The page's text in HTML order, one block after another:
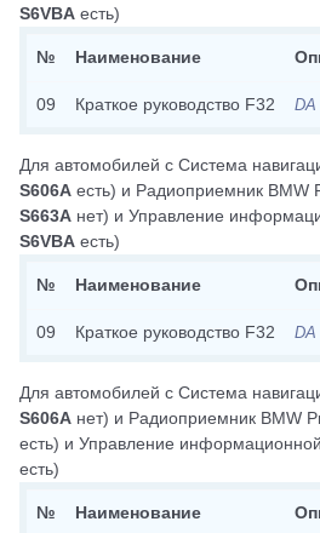
S6VBA есть)
№ Наименование
09 Краткое руководство F32 DA
Для автомобилей с Система
S606A есть) и Радиоприемник BMW
S663A нет) и Управление
S6VBA есть)
№ Наименование
09 Краткое руководство F32 DA
Для автомобилей с Система
S606A нет) и Радиоприемник BMW
есть) и Управление
есть)
№ Наименование